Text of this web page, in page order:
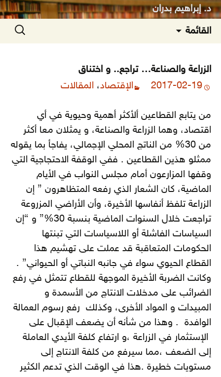
د. إبراهيم بدران
القائمة
إلى
البحث
عن:
الزراعة والصناعة… تراجع.. و اختناق
2017-02-19
الإقتصاد، المقالات
من يتابع القطاعين ألأكثر أهمية وحيوية في أي
اقتصاد، وهما الزراعة والصناعة، و يمثلان معا أكثر
من 30% من الناتج المحلي الإجمالي، يفاجأ بما يقوله
ممثلو هذين القطاعين . ففي الوقفة الاحتجاجية التي
وقفها المزارعون أمام مجلس النواب في الأيام
الماضية، كان الشعار الذي رفعه المتظاهرون ” إن
الزراعة تلفظ أنفاسها الأخيرة، وأن الأراضي المزروعة
تراجعت خلال السنوات الماضية بنسبة 30%”
و “إن
السياسات الفاشلة أو اللاسياسات التي تبنتها
الحكومات المتعاقبة قد عملت على تهشيم هذا
القطاع الحيوي سواء في جانبه النباتي أو الحيواني” .
وكانت الضربة الأخيرة الموجهة للقطاع تتمثل في رفع
الضرائب على مدخلات الانتاج من الأسمدة و
المبيدات و المواد الأخرى، وكذلك رفع رسوم العمالة
الوافدة . وهذا من شأنه أن يضعف الإقبال على
الإستثمار في الزراعة ،و ارتفاع كلفة الأيدي العاملة
إلى الضعف ،مما سيرفع من كلفة الانتاج إلى
مستويات خطيرة .هذا في الوقت الذي تدعم الكثير